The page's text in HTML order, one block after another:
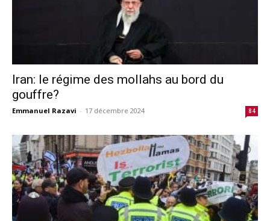
Iran: le régime des mollahs au bord du
gouffre?
Emmanuel Razavi - 17 décembre 2024 84